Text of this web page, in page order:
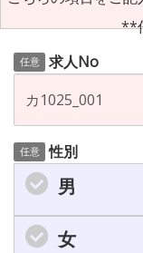
**
任意 求人No
任意 性別
男
女